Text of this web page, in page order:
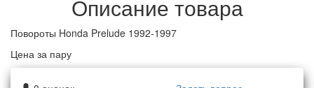
Описание товара
Повороты Honda Prelude 1992-1997
Цена за пару